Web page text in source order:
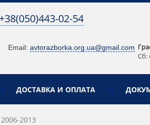
+38(050)443-02-54
Email: avtorazborka.org.ua@gmail.com
Сб:
ДОСТАВКА И ОПЛАТА
2013